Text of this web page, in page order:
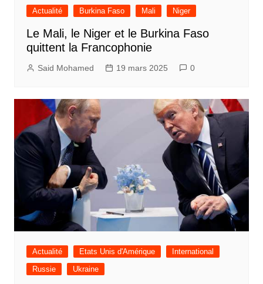
Actualité Burkina Faso Mali Niger
Le Mali, le Niger et le Burkina Faso
quittent la Francophonie
Said Mohamed 19 mars 2025 0
Actualité Etats Unis d'Amérique
International
Russie
Ukraine